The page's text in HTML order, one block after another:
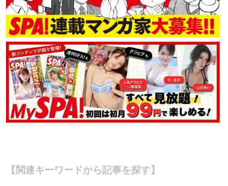
【関連キーワードから記事を探す】